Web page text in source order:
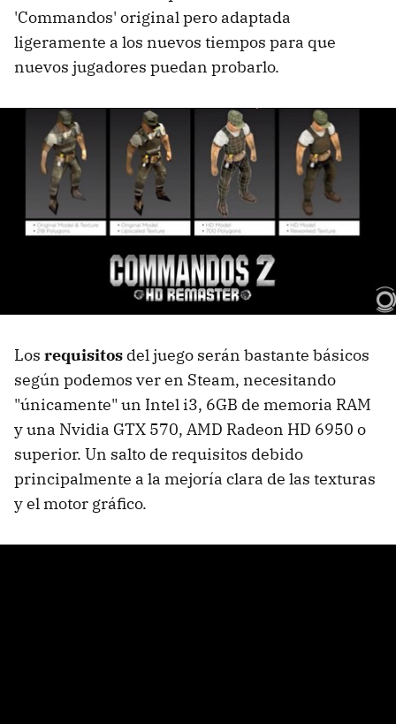
'Commandos' original pero adaptada
ligeramente a los nuevos tiempos para que
nuevos jugadores puedan probarlo.
Los requisitos del juego serán bastante básicos
según podemos ver en Steam, necesitando
"únicamente" un Intel i3, 6GB de memoria RAM
y una Nvidia GTX 570, AMD Radeon HD 6950 o
superior. Un salto de requisitos debido
principalmente a la mejoría clara de las texturas
y el motor gráfico.